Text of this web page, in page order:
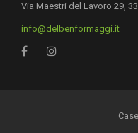
Via Maestri del Lavoro 29,
info@delbenformaggi.it